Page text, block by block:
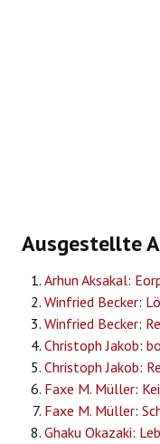
Ausgestellte
Arhun Aksakal:
Winfried Becker:
Winfried Becker:
Christoph Jakob:
Christoph Jakob:
Faxe M. Müller:
Faxe M. Müller:
Ghaku Okazaki: